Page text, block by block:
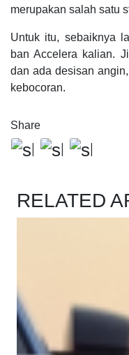
merupakan salah satu
Untuk itu, sebaiknya
ban Accelera kalian.
dan ada desisan
kebocoran.
Share
RELATED